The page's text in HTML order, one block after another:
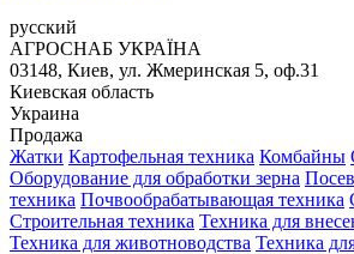
русский
АГРОСНАБ УКРАЇНА
03148, Киев, ул. Жмеринская 5, оф.31
Киевская область
Украина
Продажа
Жатки Картофельная техника Комбайны
Оборудование для обработки зерна
техника Почвообрабатывающая техника
Строительная техника Техника для
Техника для животноводства Техника